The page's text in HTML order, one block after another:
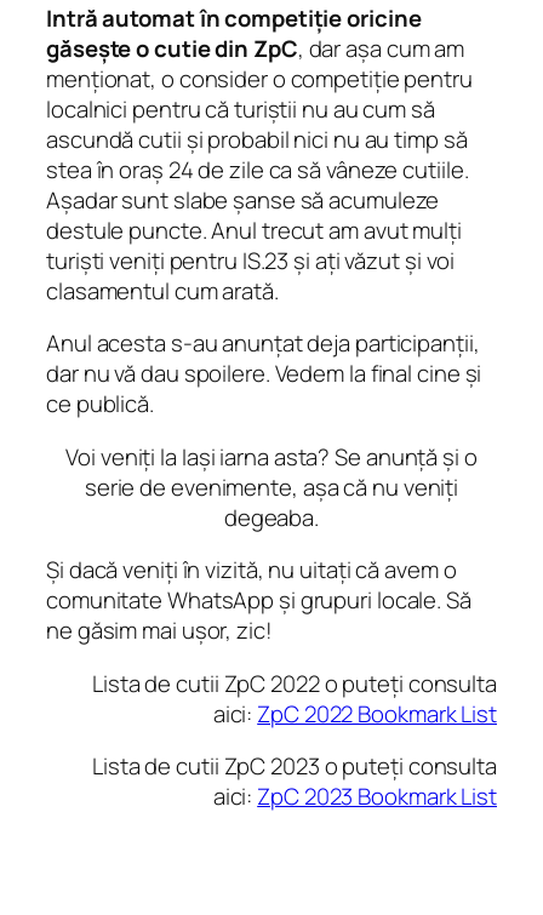
Intră automat în competiție oricine
găsește o cutie din ZpC, dar așa cum am
menționat, o consider o competiție pentru
localnici pentru că turiștii nu au cum să
ascundă cutii și probabil nici nu au timp să
stea în oraș 24 de zile ca să vâneze cutiile.
Așadar sunt slabe șanse să acumuleze
destule puncte. Anul trecut am avut mulți
turiști veniți pentru IS.23 și ați văzut și voi
clasamentul cum arată.
Anul acesta s-au anunțat deja participanții,
dar nu vă dau spoilere. Vedem la final cine și
ce publică.
Voi veniți la Iași iarna asta? Se anunță și o
serie de evenimente, așa că nu veniți
degeaba.
Și dacă veniți în vizită, nu uitați că avem o
comunitate WhatsApp și grupuri locale. Să
ne găsim mai ușor, zic!
Lista de cutii ZpC 2022 o puteți consulta
aici: ZpC 2022 Bookmark List
Lista de cutii ZpC 2023 o puteți consulta
aici: ZpC 2023 Bookmark List